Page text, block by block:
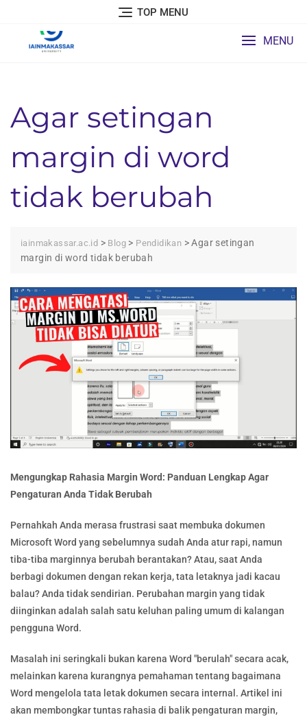
TOP MENU
MENU
Agar setingan
margin di word
tidak berubah
iainmakassar.ac.id > Blog > Pendidikan >Agar setingan
margin di word tidak berubah
Mengungkap Rahasia Margin Word: Panduan Lengkap Agar
Pengaturan Anda Tidak Berubah
Pernahkah Anda merasa frustrasi saat membuka dokumen
Microsoft Word yang sebelumnya sudah Anda atur rapi, namun
tiba-tiba marginnya berubah berantakan? Atau, saat Anda
berbagi dokumen dengan rekan kerja, tata letaknya jadi kacau
balau? Anda tidak sendirian. Perubahan margin yang tidak
diinginkan adalah salah satu keluhan paling umum di kalangan
pengguna Word.
Masalah ini seringkali bukan karena Word "berulah" secara acak,
melainkan karena kurangnya pemahaman tentang bagaimana
Word mengelola tata letak dokumen secara internal. Artikel ini
akan membongkar tuntas rahasia di balik pengaturan margin,